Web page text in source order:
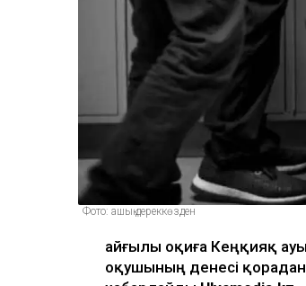
Фото: ашық дереккөзден
Қайғылы оқиға Кеңқияқ
оқушының денесі